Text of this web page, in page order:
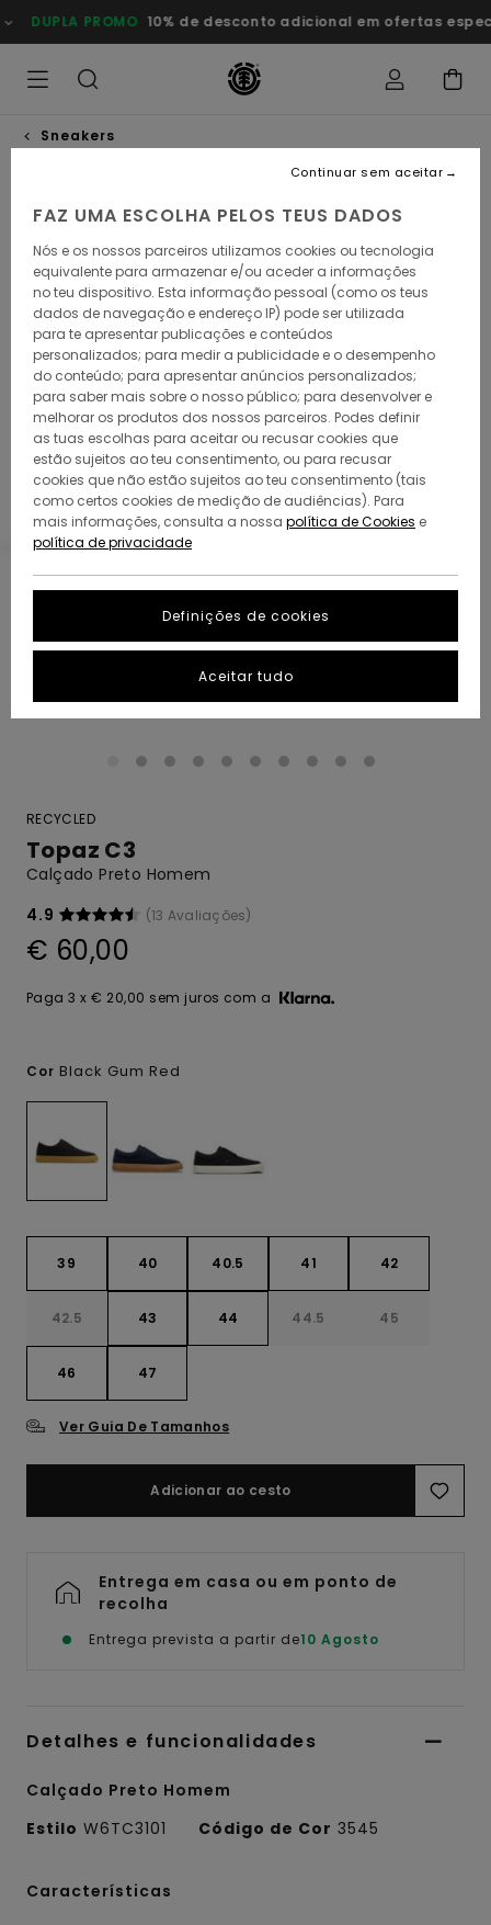
para
a
PROMO 10% de desconto adicional em ofertas especiais
Sneakers
RECYCLED
Topaz C3
Calçado Preto Homem
4.9
(13 Avaliações)
€ 60,00
Paga 3 x € 20,00 sem juros com a
Cor Black Gum Red
39 40 40.5 41 42
42.5 43 44 44.5 45
46 47
Ver Guia De Tamanhos
Adicionar ao cesto
Entrega em casa ou em ponto de
recolha
Entrega prevista a partir de10 Agosto
Detalhes e funcionalidades
Calçado Preto Homem
Estilo W6TC3101 Código de Cor 3545
Características
FAZ UMA ESCOLHA PELOS TEUS DADOS
Nós e os nossos parceiros utilizamos cookies ou tecnologia
equivalente para armazenar e/ou aceder a informações
no teu dispositivo. Esta informação pessoal (como os teus
dados de navegação e endereço IP) pode ser utilizada
para te apresentar publicações e conteúdos
personalizados; para medir a publicidade e o desempenho
do conteúdo; para apresentar anúncios personalizados;
para saber mais sobre o nosso público; para desenvolver e
melhorar os produtos dos nossos parceiros. Podes definir
as tuas escolhas para aceitar ou recusar cookies que
estão sujeitos ao teu consentimento, ou para recusar
cookies que não estão sujeitos ao teu consentimento (tais
como certos cookies de medição de audiências). Para
mais informações, consulta a nossa política de Cookies e
política de privacidade
Definições de cookies
Continuar sem aceitar
Aceitar tudo